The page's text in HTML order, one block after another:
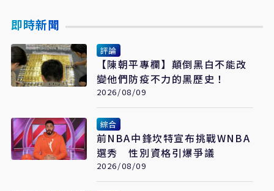
即時新聞
評論
【陳朝平專欄】顛倒黑白不能改
變他們防疫不力的黑歷史！
2026/08/09
綜合
前NBA中鋒坎特宣布挑戰WNBA
選秀 性別資格引爆爭議
2026/08/09